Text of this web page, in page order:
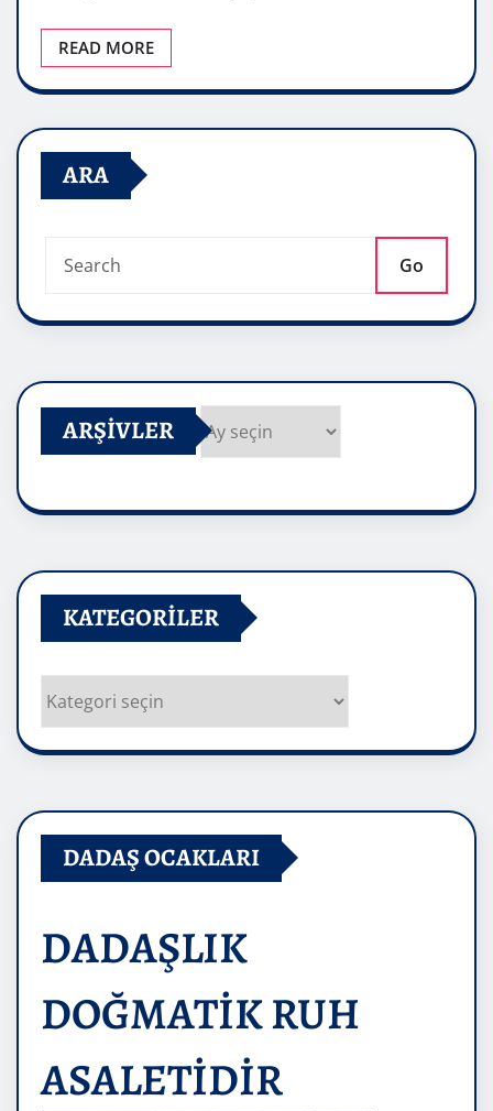
READ MORE
ARA
Go
ARŞIVLER
KATEGORILER
Kategoriler
DADAŞ OCAKLARI
DADAŞLIK
DOĞMATİK RUH
ASALETİDİR